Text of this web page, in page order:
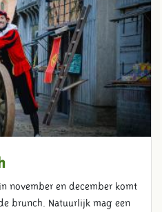
november en december komt
brunch. Natuurlijk mag een